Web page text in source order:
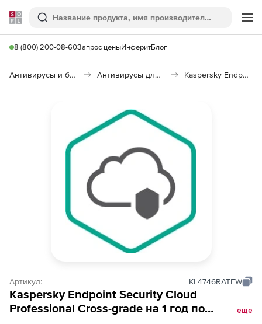
Softline
Поиск
8 (800) 200-08-60Запрос ценыИнферитБлог
Антивирусы и безопасность Антивирусы для организаций Kaspersky Endpoint Security Cloud
Артикул: KL4746RATFW
Kaspersky Endpoint Security Cloud
Professional Cross-grade на 1 год по
еще